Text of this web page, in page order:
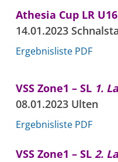
Athesia Cup LR U16
14.01.2023
Ergebnisliste PDF
VSS Zone1 – SL 1.
08.01.2023 Ulten
Ergebnisliste PDF
VSS Zone1 – SL2.